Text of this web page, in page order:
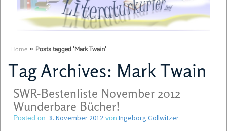
Home » Posts tagged 'Mark Twain'
Tag Archives: Mark Twain
SWR-Bestenliste November 2012
Wunderbare Bücher!
Posted on 8. November 2012 von Ingeborg Gollwitzer